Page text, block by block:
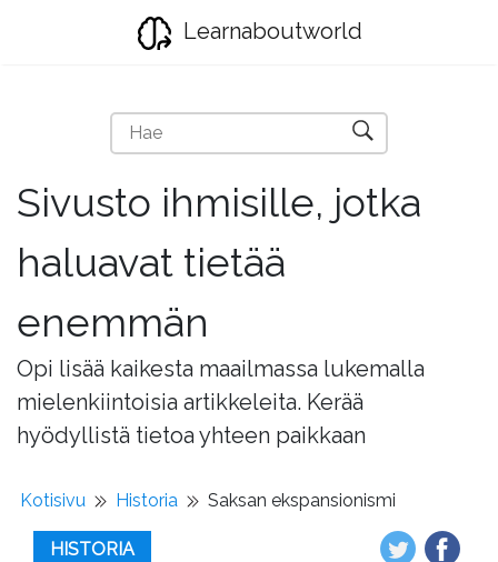
Learnaboutworld
Sivusto ihmisille, jotka
haluavat tietää
enemmän
Opi lisää kaikesta maailmassa lukemalla
mielenkiintoisia artikkeleita. Kerää
hyödyllistä tietoa yhteen paikkaan
Kotisivu Historia Saksan ekspansionismi
HISTORIA